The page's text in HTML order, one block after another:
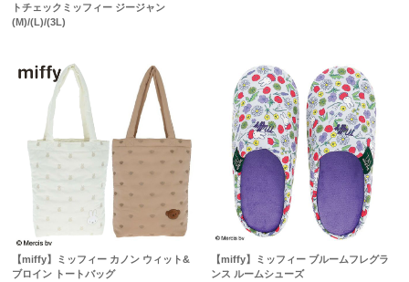
トチェックミッフィー ジージャン
(M)/(L)/(3L)
【miffy】ミッフィー カノン ウィット&
ブロイン トートバッグ
【miffy】ミッフィー ブルームフレグラ
ンス ルームシューズ